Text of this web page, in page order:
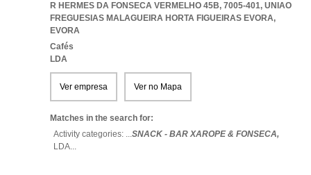
R HERMES DA FONSECA VERMELHO 45B, 7005-401, UNIAO
FREGUESIAS MALAGUEIRA HORTA FIGUEIRAS EVORA,
EVORA
Cafés
LDA
Ver empresa Ver no Mapa
Matches in the search for:
Activity categories: ...SNACK - BAR XAROPE & FONSECA,
LDA...